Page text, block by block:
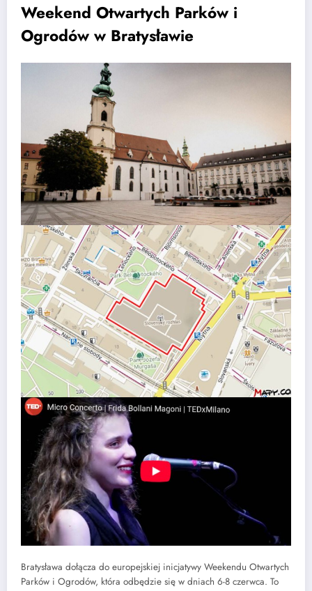
Weekend Otwartych Parków i
Ogrodów w Bratysławie
Bratysława dołącza do europejskiej inicjatywy Weekendu Otwartych
Parków i Ogrodów, która odbędzie się w dniach 6-8 czerwca. To